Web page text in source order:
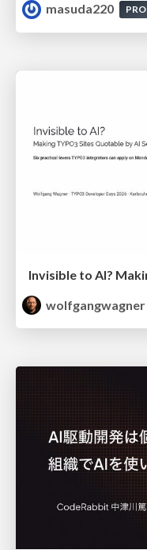
masuda220
PRO
wolfgangwagner